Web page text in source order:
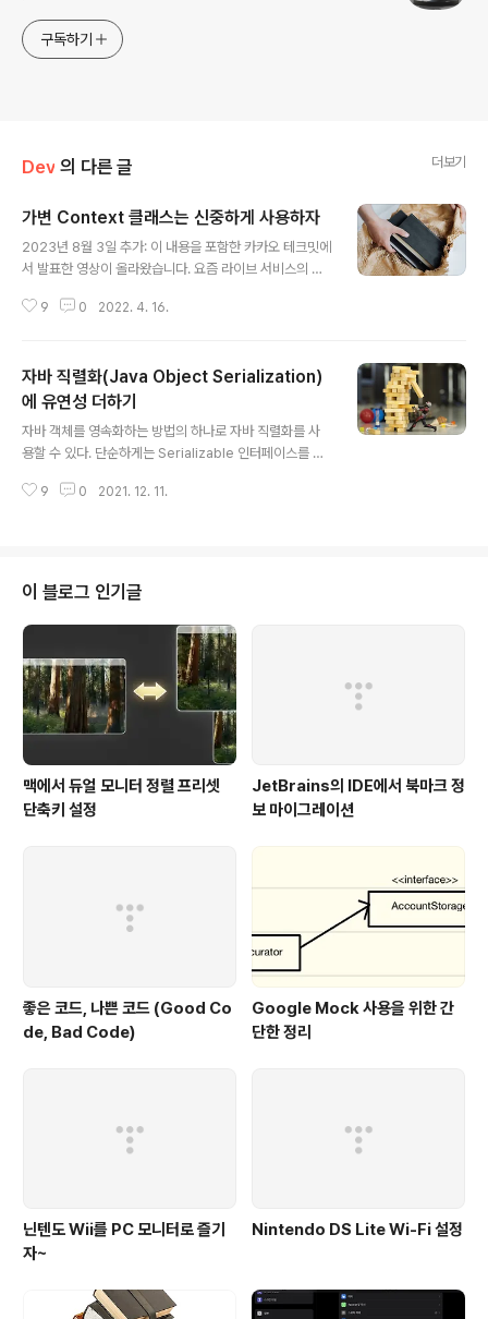
구독하기
Dev 의 다른 글 더보기
가변 Context 클래스는 신중하게 사용하자
2023년 8월 3일 추가: 이 내용을 포함한 카카오 테크밋에
서 발표한 영상이 올라왔습니다. 요즘 라이브 서비스의 레
는 Context 클래스가 레거시 코드에 있는 건 새삼스럽
Context 클래스가 2, 3개도 아니고 10개쯤 되면 과하다
고 생각한다. 이렇게 많은 Context 클래스들이 서로 물고
물리는 종속성을 가지고 각기 다른 클래스에 넘기고, 넘겨
받고, 가변 Context의 레퍼런스가 다양한 함수들로 넘겨
set을 하고 다른 곳에서는 B가 get을 하는 상황은 코드를
9 0 2022. 4. 16.
자바 직렬화(Java Object Serialization)
에 유연성 더하기
자바 객체를 영속화하는 방법의 하나로 자바 직렬화를 사
용할 수 있다. 단순하게는 Serializable 인터페이스를 구
터페이스를 구현하는 것을 선택할 수 있고, 자바 직렬화에
필드를 수정하기는 어렵다. (https://docs.oracle.com/
en/java/javase/11/docs/specs/serialization/vers
ion.html) Serializable 대신 Externalizable 인터페이
스를 구현하면 객체 직렬화 단계에서 객체 스트림에 읽고
쓰는 ..
9 0 2021. 12. 11.
이 블로그 인기글
맥에서 듀얼 모니터 정렬 프리셋
단축키 설정
JetBrains의 IDE에서 북마크 정
보 마이그레이션
좋은 코드, 나쁜 코드 (Good Co
de, Bad Code)
Google Mock 사용을 위한 간
단한 정리
닌텐도 Wii를 PC 모니터로 즐기
자~
Nintendo DS Lite Wi-Fi 설정